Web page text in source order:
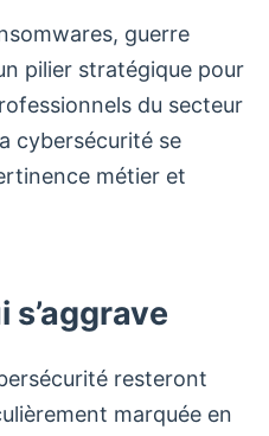
guerre
pilier stratégique pour
du secteur
cybersécurité se
métier et
resteront
marquée en